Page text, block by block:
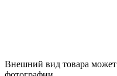
Внешний вид товара может